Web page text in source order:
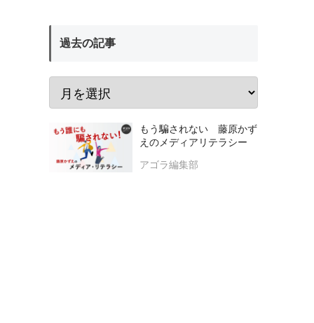
過去の記事
もう騙されない 藤原かず
えのメディアリテラシー
アゴラ編集部